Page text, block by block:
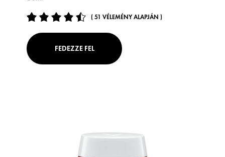
( 51 VÉLEMÉNY ALAPJÁN )
FEDEZZE FEL